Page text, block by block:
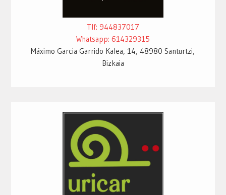
Tlf: 944837017
Whatsapp: 614329315
Máximo Garcia Garrido Kalea, 14, 48980 Santurtzi,
Bizkaia